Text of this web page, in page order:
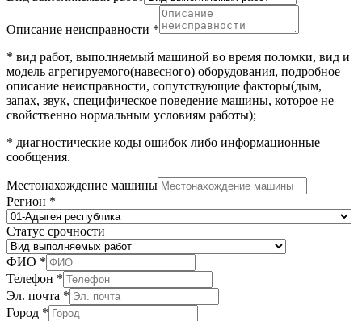
Описание неисправности *
* вид работ, выполняемый машиной во время поломки, вид и
модель агрегируемого(навесного) оборудования, подробное
описание неисправности, сопутствующие факторы(дым,
запах, звук, специфическое поведение машины, которое не
свойственно нормальным условиям работы);
* диагностические коды ошибок либо информационные
сообщения.
Местонахождение машины
Регион *
Статус срочности
ФИО *
Телефон *
Эл. почта *
Город *